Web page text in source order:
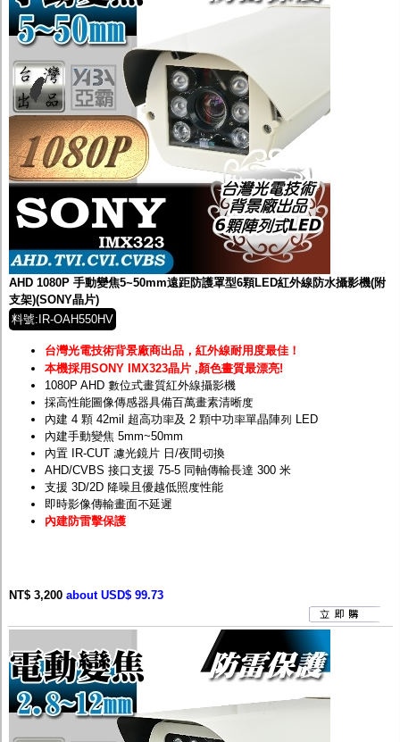
AHD 1080P 手動變焦5~50mm遠距防護罩型6顆LED紅外線防水攝影機(附
支架)(SONY晶片)
料號:IR-OAH550HV
台灣光電技術背景廠商出品，紅外線耐用度最佳！
本機採用SONY IMX323晶片 ,顏色畫質最漂亮!
1080P AHD 數位式畫質紅外線攝影機
採高性能圖像傳感器具備百萬畫素清晰度
內建 4 顆 42mil 超高功率及 2 顆中功率單晶陣列 LED
內建手動變焦 5mm~50mm
內置 IR-CUT 濾光鏡片 日/夜間切換
AHD/CVBS 接口支援 75-5 同軸傳輸長達 300 米
支援 3D/2D 降噪且優越低照度性能
即時影像傳輸畫面不延遲
內建防雷擊保護
NT$ 3,200 about USD$ 99.73